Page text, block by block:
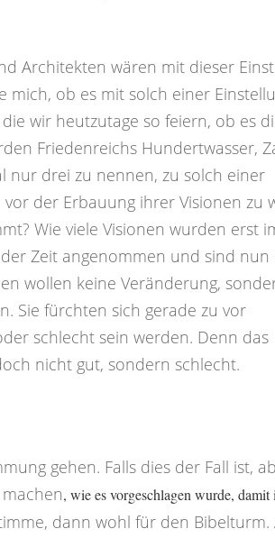
Architekten wären mit dieser
mich, ob es mit solch einer
wir heutzutage so feiern, ob es
Friedenreichs Hundertwasser,
nur drei zu nennen, zu solch einer
der Erbauung ihrer Visionen zu
Wie viele Visionen wurden erst
Zeit angenommen und sind nun
wollen keine Veränderung,
Sie fürchten sich gerade zu vor
schlecht sein werden. Denn das
nicht gut, sondern schlecht.
gehen. Falls dies der Fall ist,
, wie es vorgeschlagen wurde, damit
dann wohl für den Bibelturm.